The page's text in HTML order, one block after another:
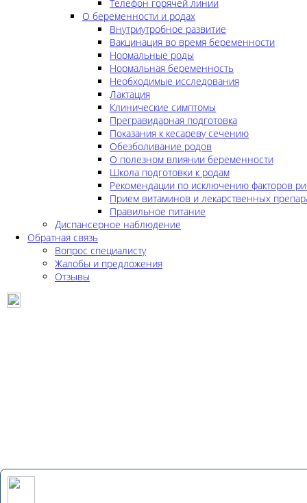
Телефон горячей линии
О беременности и родах
Внутриутробное развитие
Вакцинация во время беременности
Нормальные роды
Нормальная беременность
Необходимые исследования
Лактация
Клинические симптомы
Прегравидарная подготовка
Показания к кесареву сечению
Обезболивание родов
О полезном влиянии беременности
Школа подготовки к родам
Рекомендации по исключению факторов
Прием витаминов и лекарственных
Правильное питание
Диспансерное наблюдение
Обратная связь
Вопрос специалисту
Жалобы и предложения
Отзывы